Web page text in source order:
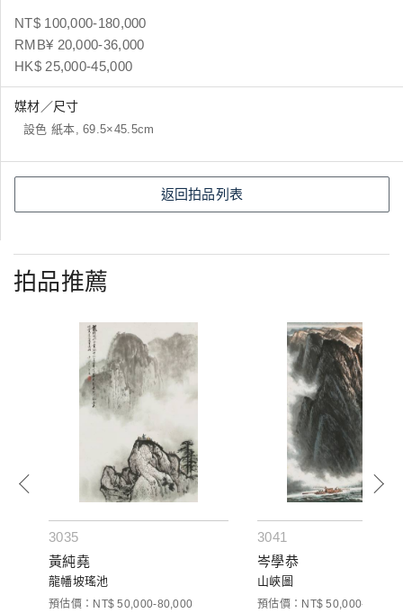
NT$ 100,000-180,000
RMB¥ 20,000-36,000
HK$ 25,000-45,000
媒材／尺寸
設色 紙本, 69.5×45.5cm
返回拍品列表
拍品推薦
3035
黃純堯
龍幡坡瑤池
預估價：NT$ 50,000-80,000
3041
岑學恭
山峽圖
預估價：NT$ 50,000-80,000